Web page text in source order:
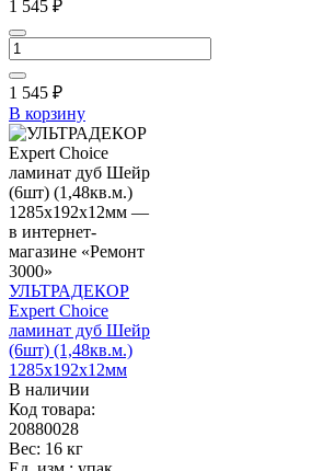
1 545 ₽
1 545 ₽
В корзину
УЛЬТРАДЕКОР
Expert Choice
ламинат дуб Шейр
(6шт) (1,48кв.м.)
1285х192х12мм
В наличии
Код товара:
20880028
Вес: 16 кг